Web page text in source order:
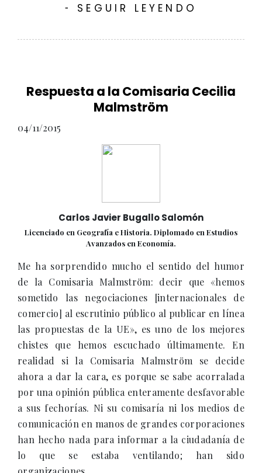
- SEGUIR LEYENDO
Respuesta a la Comisaria Cecilia
Malmström
04/11/2015
Carlos Javier Bugallo Salomón
Licenciado en Geografía e Historia. Diplomado en Estudios
Avanzados en Economía.
Me ha sorprendido mucho el sentido del humor
de la Comisaria Malmström: decir que «hemos
sometido las negociaciones [internacionales de
comercio] al escrutinio público al publicar en línea
las propuestas de la UE», es uno de los mejores
chistes que hemos escuchado últimamente. En
realidad si la Comisaria Malmström se decide
ahora a dar la cara, es porque se sabe acorralada
por una opinión pública enteramente desfavorable
a sus fechorías. Ni su comisaría ni los medios de
comunicación en manos de grandes corporaciones
han hecho nada para informar a la ciudadanía de
lo que se estaba ventilando; han sido